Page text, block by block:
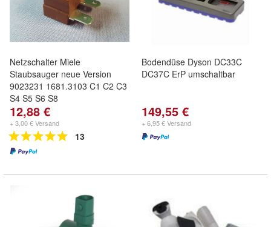
Netzschalter Miele
Staubsauger neue Version
9023231 1681.3103 C1 C2 C3
S4 S5 S6 S8
12,88 €
+ 3,00 € Versand
13
Bodendüse Dyson DC33C
DC37C ErP umschaltbar
149,55 €
+ 6,95 € Versand